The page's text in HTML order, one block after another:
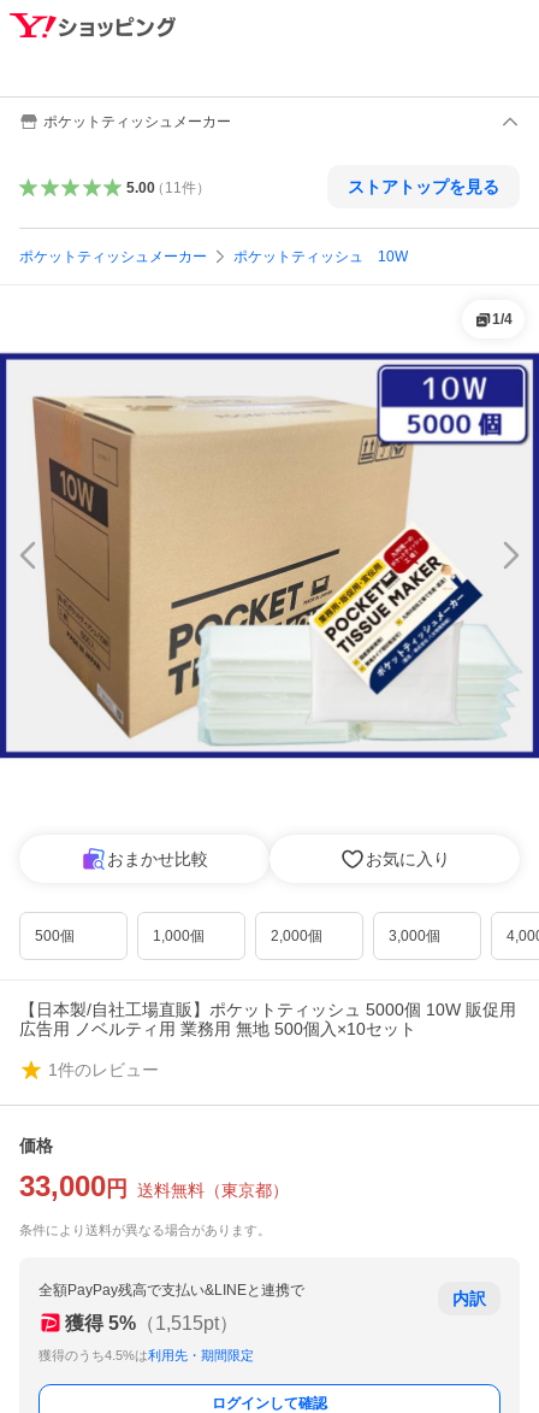
ポケットティッシュメーカー
5.00（ 11件） ストアトップを見る
ポケットティッシュメーカー ポケットティッシュ 10W
1/4
おまかせ比較 お気に入り
500個 1,000個 2,000個 3,000個
【日本製/自社工場直販】ポケットティッシュ 5000個 10W 販促用
広告用 ノベルティ用 業務用 無地 500個入×10セット
1件のレビュー
価格
33,000 円 送料無料 （東京都）
条件により送料が異なる場合があります。
全額PayPay残高で支払い&LINEと連携で
獲得 5% （1,515pt）
獲得のうち4.5%は利用先・期間限定
内訳
ログインして確認